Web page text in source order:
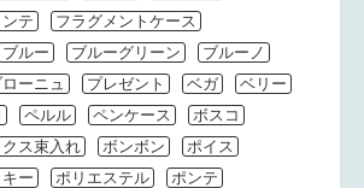
テ
フラグメントケース
ブルー ブルーグリーン
ブルーノ
ーニュ プレゼント ベガ
ベリー
ペルル ペンケース
ボスコ
クス束入れ ボンボン
ポイス
ー ポリエステル
ポンテ